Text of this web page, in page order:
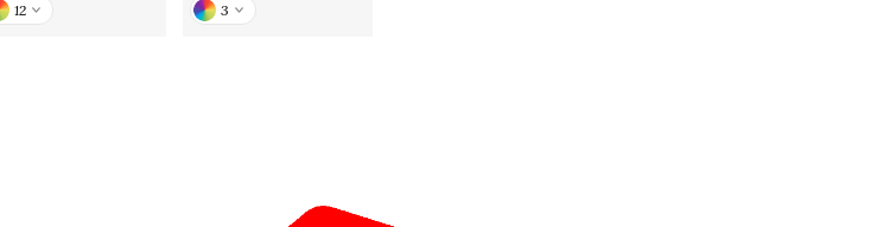
12 3